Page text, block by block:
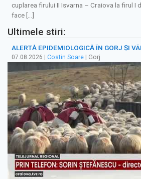
cuplarea firului II Isvarna – Craiova la firul I
face […]
Ultimele stiri:
ALERTĂ EPIDEMIOLOGICĂ ÎN GORJ ȘI
07.08.2026 Costin Soare | Gorj